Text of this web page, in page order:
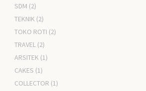
SDM (2)
TEKNIK (2)
TOKO ROTI (2)
TRAVEL (2)
ARSITEK (1)
CAKES (1)
COLLECTOR (1)